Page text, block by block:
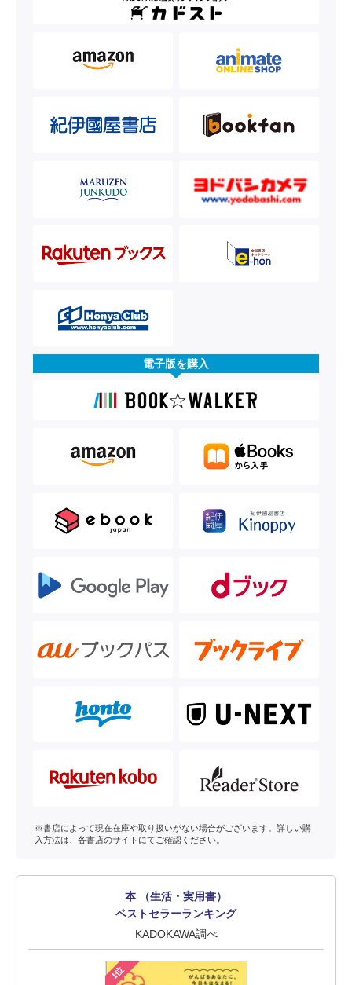
電子版を購入
※書店によって現在在庫や取り扱いがない場合がございます。詳しい購
入方法は、各書店のサイトにてご確認ください。
本 （生活・実用書）
ベストセラーランキング
KADOKAWA調べ
1位